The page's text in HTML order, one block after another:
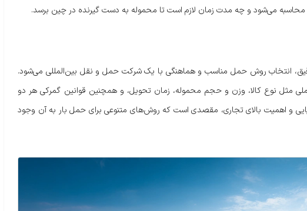
محاسبه می‌شود و چه مدت زمان لازم است تا محموله به دست گیرنده در چین برسد.
انتخاب روش حمل مناسب و هماهنگی با یک شرکت حمل و نقل بین‌المللی می‌شود.
مثل نوع کالا، وزن و حجم محموله، زمان تحویل، و همچنین قوانین گمرکی هر دو
و اهمیت بالای تجاری، مقصدی است که روش‌های متنوعی برای حمل بار به آن وجود